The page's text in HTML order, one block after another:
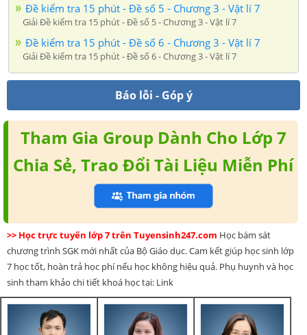
Đề kiểm tra 15 phút - Đề số 5 - Chương 3 - Vật lí 7
Giải Đề kiểm tra 15 phút - Đề số 5 - Chương 3 - Vật lí 7
Đề kiểm tra 15 phút - Đề số 6 - Chương 3 - Vật lí 7
Giải Đề kiểm tra 15 phút - Đề số 6 - Chương 3 - Vật lí 7
Báo lỗi - Góp ý
Tham Gia Group Dành Cho Lớp 7
Chia Sẻ, Trao Đổi Tài Liệu Miễn Phí
>> Học trực tuyến lớp 7 trên Tuyensinh247.com Học bám sát
chương trình SGK mới nhất của Bộ Giáo dục. Cam kết giúp học sinh lớp
7 học tốt, hoàn trả học phí nếu học không hiệu quả. Phụ huynh và học
sinh tham khảo chi tiết khoá học tại: Link